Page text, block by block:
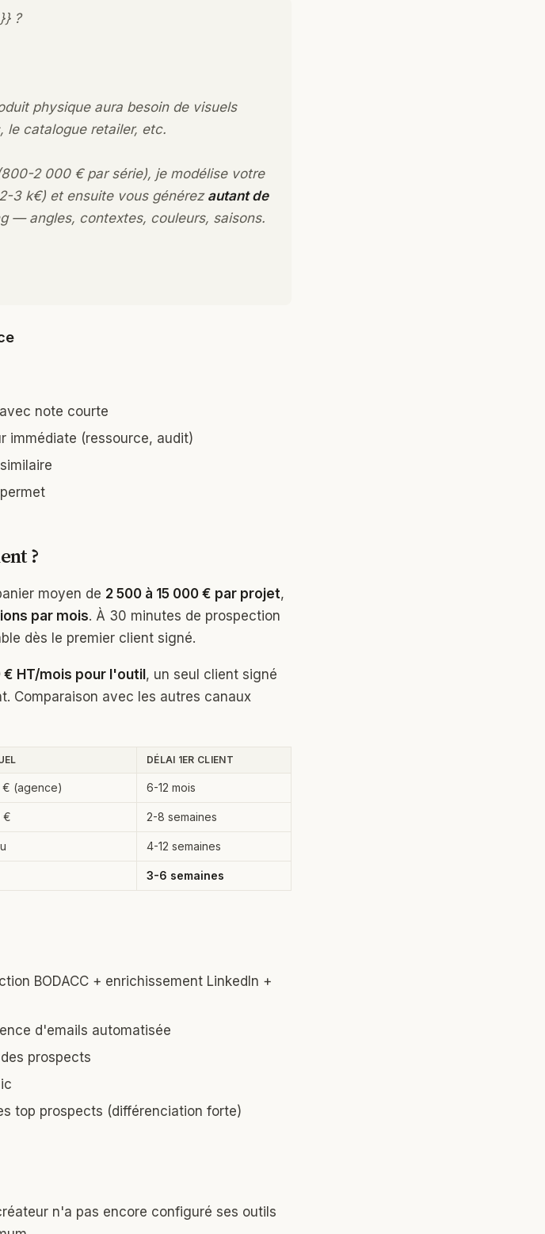
?
physique aura besoin de visuels
le catalogue retailer, etc.
2 000 € par série), je modélise votre
3 k€) et ensuite vous générez autant de
— angles, contextes, couleurs, saisons.
note courte
immédiate (ressource, audit)
?
moyen de 2 500 à 15 000 € par projet,
par mois. À 30 minutes de prospection
dès le premier client signé.
€ HT/mois pour l'outil , un seul client signé
Comparaison avec les autres canaux
DÉLAI 1ER CLIENT
€ (agence) 6-12 mois
€ 2-8 semaines
4-12 semaines
3-6 semaines
BODACC + enrichissement LinkedIn +
d'emails automatisée
des prospects
top prospects (différenciation forte)
n'a pas encore configuré ses outils